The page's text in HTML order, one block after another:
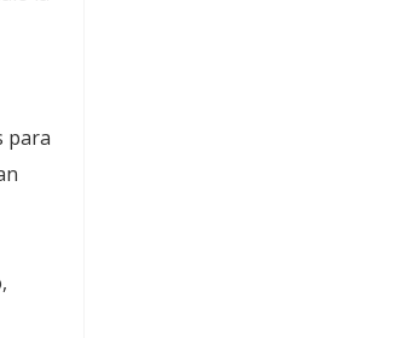
para